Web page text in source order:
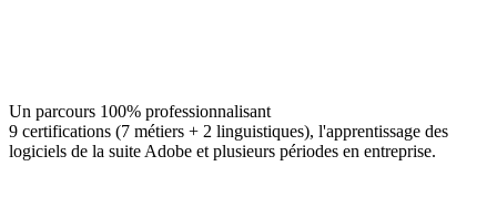
Un parcours 100% professionnalisant
9 certifications (7 métiers + 2 linguistiques), l'apprentissage des
logiciels de la suite Adobe et plusieurs périodes en entreprise.